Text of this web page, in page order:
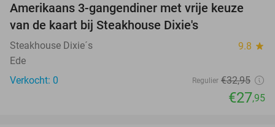
15%
TODAY
Amerikaans 3-gangendiner met vrije keuze
van de kaart bij Steakhouse Dixie's
Steakhouse Dixie´s 9.8 star
Ede
Verkocht: 0
Regulier €32,95
€27,95